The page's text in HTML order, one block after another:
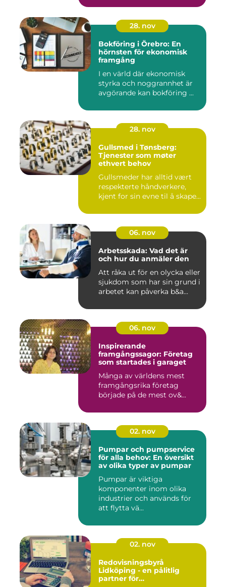
28. nov
Bokföring i Örebro: En
hörnsten för ekonomisk
framgång
I en värld där ekonomisk
styrka och noggrannhet är
avgörande kan bokföring ...
28. nov
Gullsmed i Tønsberg:
Tjenester som møter
ethvert behov
Gullsmeder har alltid vært
respekterte håndverkere,
kjent for sin evne til å skape...
06. nov
Arbetsskada: Vad det är
och hur du anmäler den
Att råka ut för en olycka eller
sjukdom som har sin grund i
arbetet kan påverka b&a...
06. nov
Inspirerande
framgångssagor: Företag
som startades i garaget
Många av världens mest
framgångsrika företag
började på de mest ov&...
02. nov
Pumpar och pumpservice
för alla behov: En översikt
av olika typer av pumpar
Pumpar är viktiga
komponenter inom olika
industrier och används för
att flytta vä...
02. nov
Redovisningsbyrå
Lidköping - en pålitlig
partner för